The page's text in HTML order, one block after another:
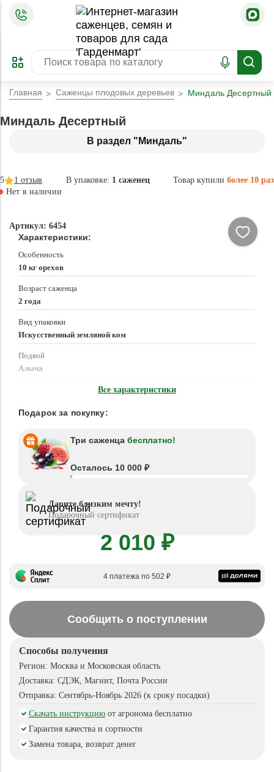
ПРЕДЗАКАЗ
ЗАБРОНИРОВАТЬ
ЛУЧШЕЕ
Главная Саженцы плодовых деревьев Миндаль Десертный
В раздел "Миндаль"
Миндаль Десертный
В упаковке: 1 саженец Товар купили более 10 раз
5 1 отзыв
Нет в наличии
Артикул: 6454
Характеристики:
Особенность
10 кг орехов
Возраст саженца
2 года
Вид упаковки
Искусственный земляной ком
Подвой
Алыча
Все характеристики
Подарок за покупку:
Три саженца бесплатно!
Осталось 10 000 ₽
Дарите близким мечту!
Подарочный сертификат
2 010 ₽
4 платежа по 502 ₽
Сообщить о поступлении
Способы получения
Регион: Москва и Московская область
Доставка: СДЭК, Магнит, Почта России
Отправка: Сентябрь-Ноябрь 2026 (к сроку посадки)
Скачать инструкцию от агронома бесплатно
Гарантия качества и сортности
Замена товара, возврат денег